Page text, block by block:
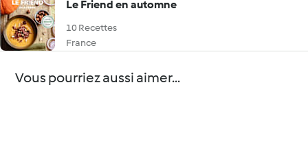
Le Friend en automne
10 Recettes
France
Vous pourriez aussi aimer...